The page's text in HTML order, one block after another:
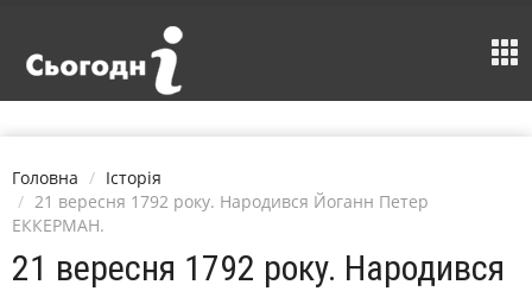
Головна
Історія
21 вересня 1792 року. Народився Йоганн Петер
ЕККЕРМАН.
21 вересня 1792 року. Народився